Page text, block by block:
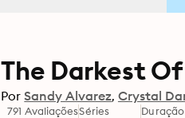
The Darkest
Por Sandy Alvarez Crystal
791 AvaliaçõesSéries Duração